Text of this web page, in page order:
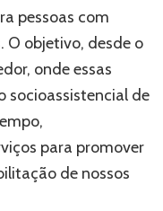
pessoas com
O objetivo, desde o
onde essas
socioassistencial de
para promover
de nossos